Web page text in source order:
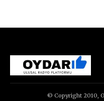
© Copyright 2010,